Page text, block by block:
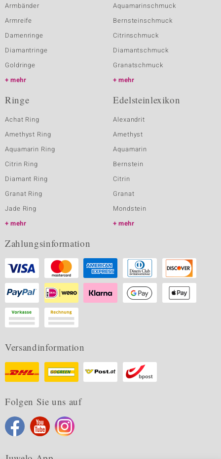
Armbänder
Armreife
Damenringe
Diamantringe
Goldringe
mehr
Aquamarinschmuck
Bernsteinschmuck
Citrinschmuck
Diamantschmuck
Granatschmuck
mehr
Ringe
Achat Ring
Amethyst Ring
Aquamarin Ring
Citrin Ring
Diamant Ring
Granat Ring
Jade Ring
mehr
Edelsteinlexikon
Alexandrit
Amethyst
Aquamarin
Bernstein
Citrin
Granat
Mondstein
mehr
Zahlungsinformation
Versandinformation
Folgen Sie uns auf